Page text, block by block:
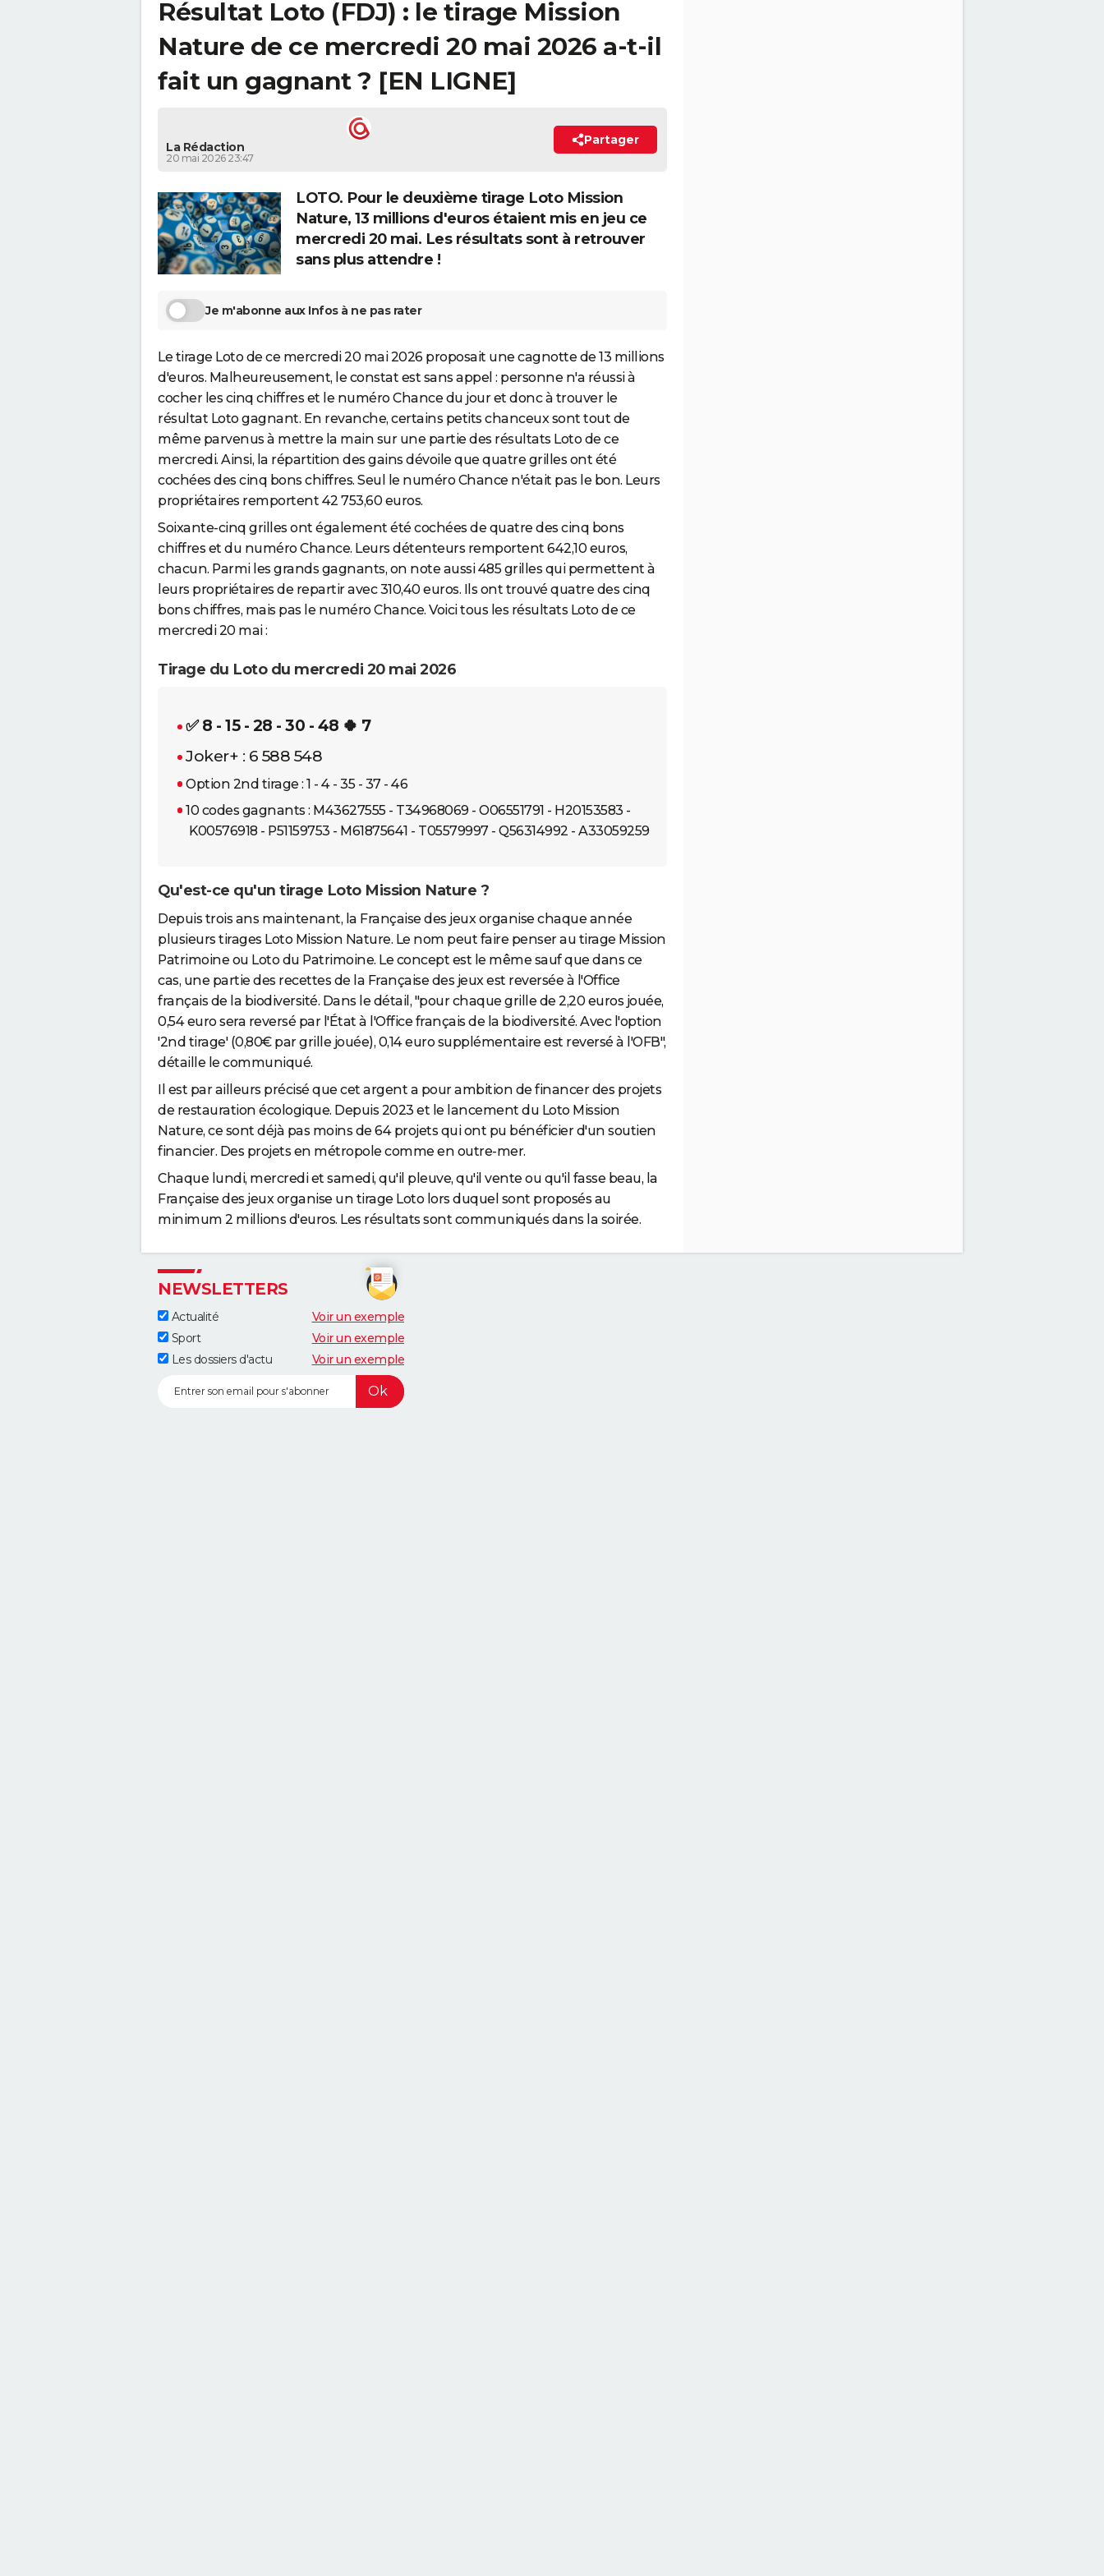
Résultat Loto (FDJ) : le tirage Mission
Nature de ce mercredi 20 mai 2026 a-t-il
fait un gagnant ? [EN LIGNE]
La Rédaction
20 mai 2026 23:47
Partager
LOTO. Pour le deuxième tirage Loto Mission
Nature, 13 millions d'euros étaient mis en jeu ce
mercredi 20 mai. Les résultats sont à retrouver
sans plus attendre !
Je m'abonne aux Infos à ne pas rater
Le tirage Loto de ce mercredi 20 mai 2026 proposait une cagnotte de 13 millions
d'euros. Malheureusement, le constat est sans appel : personne n'a réussi à
cocher les cinq chiffres et le numéro Chance du jour et donc à trouver le
résultat Loto gagnant. En revanche, certains petits chanceux sont tout de
même parvenus à mettre la main sur une partie des résultats Loto de ce
mercredi. Ainsi, la répartition des gains dévoile que quatre grilles ont été
cochées des cinq bons chiffres. Seul le numéro Chance n'était pas le bon. Leurs
propriétaires remportent 42 753,60 euros.
Soixante-cinq grilles ont également été cochées de quatre des cinq bons
chiffres et du numéro Chance. Leurs détenteurs remportent 642,10 euros,
chacun. Parmi les grands gagnants, on note aussi 485 grilles qui permettent à
leurs propriétaires de repartir avec 310,40 euros. Ils ont trouvé quatre des cinq
bons chiffres, mais pas le numéro Chance. Voici tous les résultats Loto de ce
mercredi 20 mai :
Tirage du Loto du mercredi 20 mai 2026
✅ 8 - 15 - 28 - 30 - 48 🍀 7
Joker+ : 6 588 548
Option 2nd tirage : 1 - 4 - 35 - 37 - 46
10 codes gagnants : M43627555 - T34968069 - O06551791 - H20153583 -
K00576918 - P51159753 - M61875641 - T05579997 - Q56314992 - A33059259
Qu'est-ce qu'un tirage Loto Mission Nature ?
Depuis trois ans maintenant, la Française des jeux organise chaque année
plusieurs tirages Loto Mission Nature. Le nom peut faire penser au tirage Mission
Patrimoine ou Loto du Patrimoine. Le concept est le même sauf que dans ce
cas, une partie des recettes de la Française des jeux est reversée à l'Office
français de la biodiversité. Dans le détail, "pour chaque grille de 2,20 euros jouée,
0,54 euro sera reversé par l'État à l'Office français de la biodiversité. Avec l'option
'2nd tirage' (0,80€ par grille jouée), 0,14 euro supplémentaire est reversé à l'OFB",
détaille le communiqué.
Il est par ailleurs précisé que cet argent a pour ambition de financer des projets
de restauration écologique. Depuis 2023 et le lancement du Loto Mission
Nature, ce sont déjà pas moins de 64 projets qui ont pu bénéficier d'un soutien
financier. Des projets en métropole comme en outre-mer.
Chaque lundi, mercredi et samedi, qu'il pleuve, qu'il vente ou qu'il fasse beau, la
Française des jeux organise un tirage Loto lors duquel sont proposés au
minimum 2 millions d'euros. Les résultats sont communiqués dans la soirée.
NEWSLETTERS
Actualité
Voir un exemple
Sport
Voir un exemple
Les dossiers d'actu
Voir un exemple